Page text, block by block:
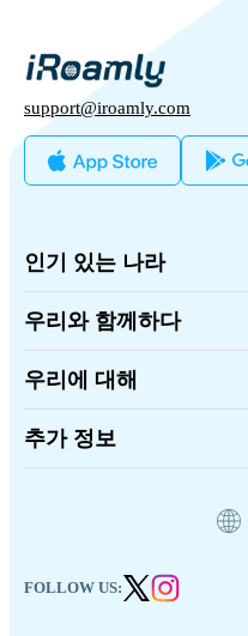
support@iroamly.com
인기 있는 나라
영국
터키
프랑스
태국
일본
이탈리아
인도
우리와 함께하다
추천하고 벌다
제휴 프로그램
API 문서
우리에 대해
연락처
추가 정보
FOLLOW US: